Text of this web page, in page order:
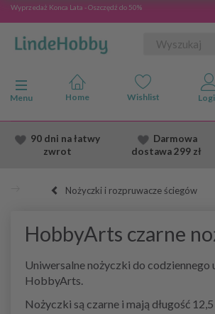
Wyprzedaż Konca Lata - Oszczędź do 50%
Przełącz nawigację
Menu
90 dni na łatwy
zwrot
Darmowa
dostawa299 zł
Nożyczki i rozpruwacze ściegów
HobbyArts czarne
Uniwersalne nożyczki do codziennego
HobbyArts.
Nożyczki są czarne i mają długość 12,5